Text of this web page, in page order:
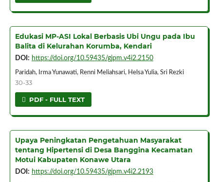
Edukasi MP-ASI Lokal Berbasis Ubi Ungu pada Ibu
Balita di Kelurahan Korumba, Kendari
DOI: https://doi.org/10.59435/gjpm.v4i2.2150
Paridah, Irma Yunawati, Renni Meliahsari, Helsa Yulia, Sri Rezki
30-33
PDF - FULL TEXT
Upaya Peningkatan Pengetahuan Masyarakat
tentang Hipertensi di Desa Banggina Kecamatan
Motui Kabupaten Konawe Utara
DOI: https://doi.org/10.59435/gjpm.v4i2.2193